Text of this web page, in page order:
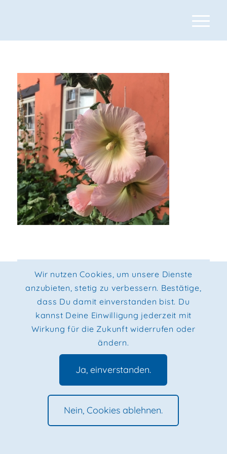
© 2026, Max Kaden - All Rights Reserved. |Impressum|
Datenschutz|Privacy Policy
Wir nutzen Cookies, um unsere Dienste
anzubieten, stetig zu verbessern. Bestätige,
dass Du damit einverstanden bist. Du
kannst Deine Einwilligung jederzeit mit
Wirkung für die Zukunft widerrufen oder
ändern.
Ja, einverstanden.
Nein, Cookies ablehnen.